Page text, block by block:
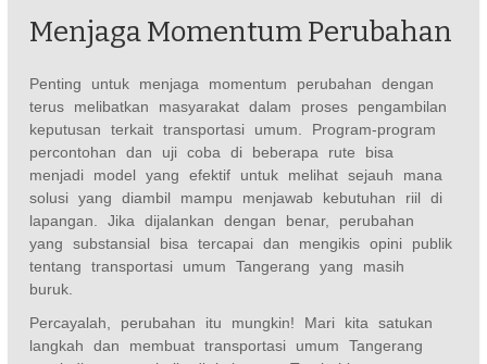
Menjaga Momentum Perubahan
Penting untuk menjaga momentum perubahan dengan
terus melibatkan masyarakat dalam proses pengambilan
keputusan terkait transportasi umum. Program-program
percontohan dan uji coba di beberapa rute bisa
menjadi model yang efektif untuk melihat sejauh mana
solusi yang diambil mampu menjawab kebutuhan riil di
lapangan. Jika dijalankan dengan benar, perubahan
yang substansial bisa tercapai dan mengikis opini publik
tentang transportasi umum Tangerang yang masih
buruk.
Percayalah, perubahan itu mungkin! Mari kita satukan
langkah dan membuat transportasi umum Tangerang